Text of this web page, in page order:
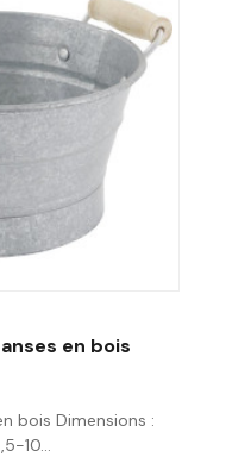
en bois
bois Dimensions :
10...